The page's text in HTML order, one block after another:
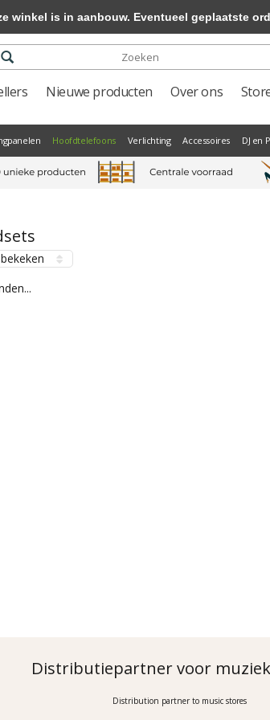
Nieuwe producten Over ons
Hoofdtelefoons Verlichting Accessoires DJ en
Distributiepartner voor
Distribution partner to music stores
winkel is in aanbouw. Eventueel geplaatste